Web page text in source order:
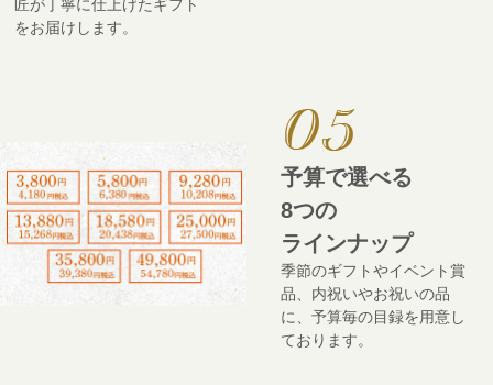
匠が丁寧に仕上げたギフト
をお届けします。
予算で選べる
8つの
ラインナップ
季節のギフトやイベント賞
品、内祝いやお祝いの品
に、予算毎の目録を用意し
ております。